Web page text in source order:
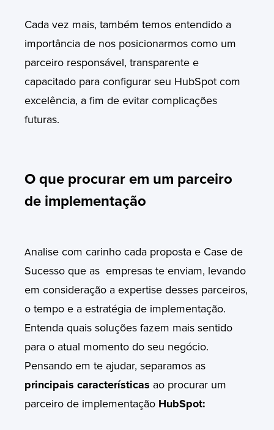
Cada vez mais, também temos entendido a
importância de nos posicionarmos como um
parceiro responsável, transparente e
capacitado para configurar seu HubSpot com
excelência, a fim de evitar complicações
futuras.
O que procurar em um parceiro
de implementação
Analise com carinho cada proposta e Case de
Sucesso que as empresas te enviam, levando
em consideração a expertise desses parceiros,
o tempo e a estratégia de implementação.
Entenda quais soluções fazem mais sentido
para o atual momento do seu negócio.
Pensando em te ajudar, separamos as
principais características ao procurar um
parceiro de implementação HubSpot: